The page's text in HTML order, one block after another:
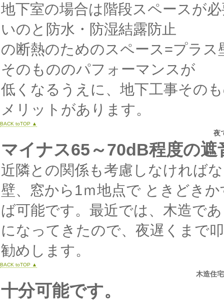
地下室の場合は階段スペースが
いのと防水・防湿結露防止
の断熱のためのスペース=プラ
そのもののパフォーマンスが
低くなるうえに、地下工事その
メリットがあります。
BACK toTOP ▲
夜
マイナス65～70dB程度の遮
近隣との関係も考慮しなければ
壁、窓から1ｍ地点で ときどき
ば可能です。最近では、木造で
になってきたので、夜遅くまで
勧めします。
BACK toTOP ▲
木造住
十分可能です。